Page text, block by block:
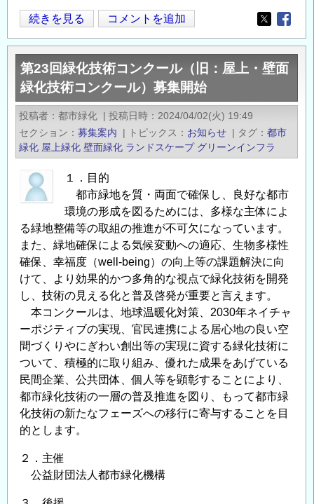
東
京
都
よ
り
「雨
水
し
み
こ
み
ン
バ
サ
ダ
ー」
募
集
の
お
知
ら
せ
の
続きを見る コメントを追加
Opens in
第23回緑化技術コンクール（旧：屋上・壁面
緑化技術コンクール）募集開始
投稿者 都市緑化 | 投稿日時
2024/04/02(火) 19:49
セクション
募集案内 | トピックス お知らせ | タグ
都市
緑化 屋上緑化 壁面緑化 ランドスケープ グリーンインフラ
１．目的
都市緑地を質・両面で確保し、良好な都市
環境の形成を図るためには、多様な主体によ
る緑地整備等の取組の推進が不可欠になっています。
また、緑地確保による気候変動への適応、生物多様性
確保、幸福度（well-being）の向上等の課題解決に向
けて、より効果的かつ多角的な視点で緑化技術を開発
し、技術の見える化と普及啓発が重要と言えます。
本コンクールは、地球温暖化対策、2030年ネイチャ
ーポジティブの実現、官民連携による居心地の良い空
間づくりやにぎわい創出等の実現に資する緑化技術に
ついて、積極的に取り組み、優れた成果をあげている
民間企業、公共団体、個人等を顕彰することにより、
都市緑化技術の一層の普及推進を図り、もって都市緑
化技術の新たなフェーズへの移行に寄与することを目
的とします。
２．主催
公益財団法人都市緑化機構